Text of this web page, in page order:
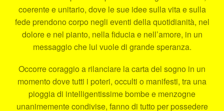
coerente e unitario, dove le sue idee sulla vita e sulla
fede prendono corpo negli eventi della quotidianità, nel
dolore e nel pianto, nella fiducia e nell’amore, in un
messaggio che lui vuole di grande speranza.
Occorre coraggio a rilanciare la carta del sogno in un
momento dove tutti i poteri, occulti o manifesti, tra una
pioggia di intelligentissime bombe e menzogne
unanimemente condivise, fanno di tutto per possedere